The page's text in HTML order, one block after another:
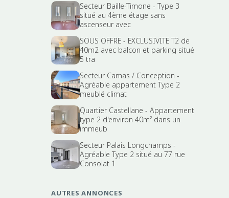
Secteur Baille-Timone - Type 3
situé au 4ème étage sans
ascenseur avec
SOUS OFFRE - EXCLUSIVITE T2 de
40m2 avec balcon et parking situé
5 tra
Secteur Camas / Conception -
Agréable appartement Type 2
meublé climat
Quartier Castellane - Appartement
type 2 d'environ 40m² dans un
immeub
Secteur Palais Longchamps -
Agréable Type 2 situé au 77 rue
Consolat 1
AUTRES ANNONCES